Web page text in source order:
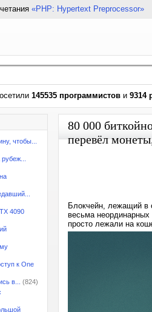
«PHP: Hypertext Preprocessor»
145535 программистов и 9314
чтобы...
4090
к One
в...
(824)
80 000
перевёл
Блокчейн, лежащий в
весьма
просто лежали на